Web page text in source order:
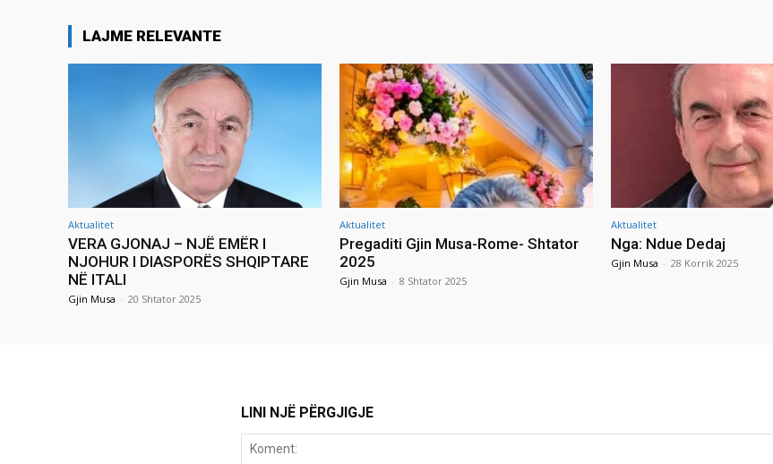
LAJME RELEVANTE
Aktualitet
VERA GJONAJ – NJË EMËR I
NJOHUR I DIASPORËS SHQIPTARE
NË ITALI
Gjin Musa - 20 Shtator 2025
Aktualitet
Pregaditi Gjin Musa-Rome- Shtator
2025
Gjin Musa - 8 Shtator 2025
Aktualitet
Nga: Ndue Dedaj
Gjin Musa - 28 Korrik 2025
LINI NJË PËRGJIGJE